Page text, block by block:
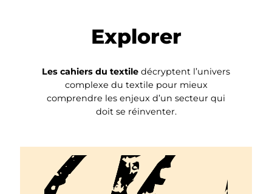
Explorer
Les cahiers du textile décryptent l’univers
complexe du textile pour mieux
comprendre les enjeux d’un secteur qui
doit se réinventer.